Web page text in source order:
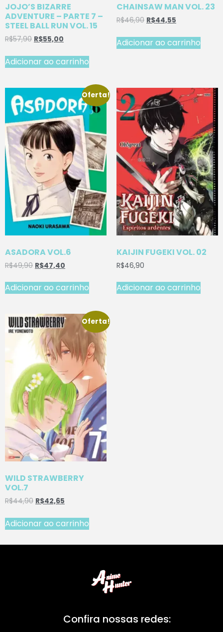
JOJO’S BIZARRE
ADVENTURE – PARTE 7 –
STEEL BALL RUN VOL. 15
R$57,90 R$55,00
Adicionar ao carrinho
CHAINSAW MAN VOL. 23
R$46,90 R$44,55
Adicionar ao carrinho
Oferta!
ASADORA VOL.6
R$49,90 R$47,40
Adicionar ao carrinho
KAIJIN FUGEKI VOL. 02
R$46,90
Adicionar ao carrinho
Oferta!
WILD STRAWBERRY
VOL.7
R$44,90 R$42,65
Adicionar ao carrinho
Confira nossas redes: